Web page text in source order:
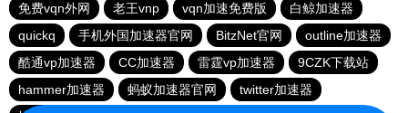
免费vqn外网
老王vnp vqn加速免费版
白鲸加速器
quickq
手机外国加速器官网 BitzNet官网
outline加速器
酷通vp加速器
CC加速器 雷霆vp加速器
9CZK下载站
hammer加速器
蚂蚁加速器官网
twitter加速器